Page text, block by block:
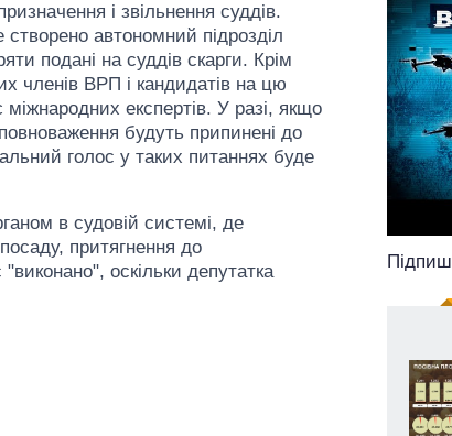
і звільнення суддів.
автономний підрозділ
подані на суддів скарги. Крім
членів ВРП і кандидатів на цю
міжнародних експертів. У разі, якщо
будуть припинені до
голос у таких питаннях буде
в судовій системі, де
притягнення до
оскільки депутатка